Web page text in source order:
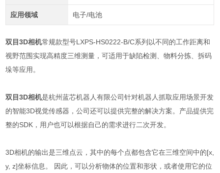
应用领域 电子/电池
双目3D相机常规款型号LXPS-HS0222-B/C系列以不同的工作距离和
视野范围实现高精度三维测量，可适用于缺陷检测、物料分拣、拆码
垛等应用。
双目3D相机是杭州蓝芯机器人有限公司针对机器人抓取应用场景开发
的智能3D视觉传感器，公司还可以提供完整的解决方案。产品提供完
整的SDK，用户也可以根据自己的需求进行二次开发。
3D相机的输出是三维点云，其中的每个点都包含它在三维空间中的[x,
y, z]坐标信息。 因此，可以分析物体的位置和形状，或者使用它的位